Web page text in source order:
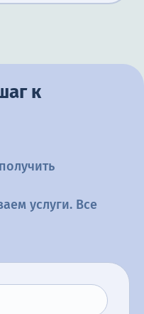
к
услуги. Все